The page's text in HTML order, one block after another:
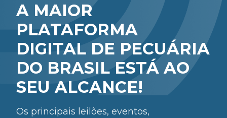
A MAIOR
PLATAFORMA
DIGITAL DE PECUÁRIA
DO BRASIL ESTÁ AO
SEU ALCANCE!
Os principais leilões, eventos,